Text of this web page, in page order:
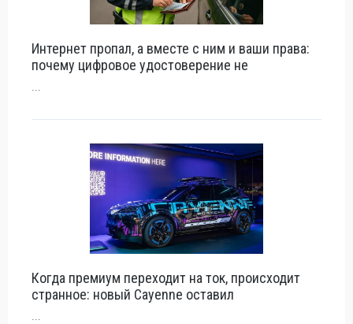
Интернет пропал, а вместе с ним и ваши права:
почему цифровое удостоверение не
Когда премиум переходит на ток, происходит
странное: новый Cayenne оставил